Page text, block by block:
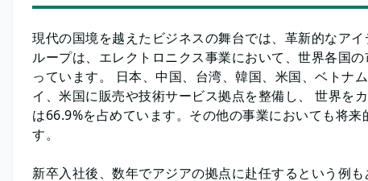
現代の国境を越えたビジネスの舞台では、革新的なア
ループは、エレクトロニクス事業において、世界各国
っています。 日本、中国、台湾、韓国、米国、ベトナ
イ、米国に販売や技術サービス拠点を整備し、 世界を
は66.9%を占めています。その他の事業においても将
す。
新卒入社後、数年でアジアの拠点に赴任するという例